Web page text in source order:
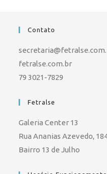
Contato
fetralse.com.br
79 3021-7829
Fetralse
Galeria Center 13
Rua Ananias Azevedo,
Bairro 13 de Julho